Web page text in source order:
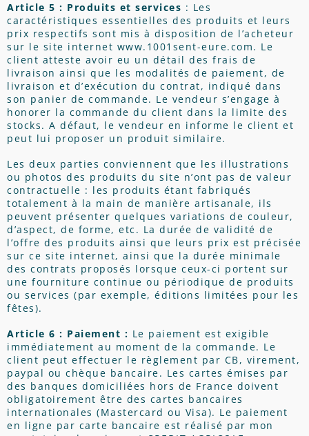
Article 5 : Produits et services : Les
caractéristiques essentielles des produits et leurs
prix respectifs sont mis à disposition de l’acheteur
sur le site internet www.1001sent-eure.com. Le
client atteste avoir eu un détail des frais de
livraison ainsi que les modalités de paiement, de
livraison et d’exécution du contrat, indiqué dans
son panier de commande. Le vendeur s’engage à
honorer la commande du client dans la limite des
stocks. A défaut, le vendeur en informe le client et
peut lui proposer un produit similaire.
Les deux parties conviennent que les illustrations
ou photos des produits du site n’ont pas de valeur
contractuelle : les produits étant fabriqués
totalement à la main de manière artisanale, ils
peuvent présenter quelques variations de couleur,
d’aspect, de forme, etc. La durée de validité de
l’offre des produits ainsi que leurs prix est précisée
sur ce site internet, ainsi que la durée minimale
des contrats proposés lorsque ceux-ci portent sur
une fourniture continue ou périodique de produits
ou services (par exemple, éditions limitées pour les
fêtes).
Article 6 : Paiement : Le paiement est exigible
immédiatement au moment de la commande. Le
client peut effectuer le règlement par CB, virement,
paypal ou chèque bancaire. Les cartes émises par
des banques domiciliées hors de France doivent
obligatoirement être des cartes bancaires
internationales (Mastercard ou Visa). Le paiement
en ligne par carte bancaire est réalisé par mon